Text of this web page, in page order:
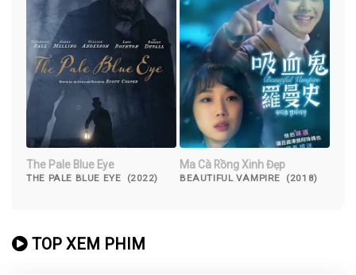
The Pale Blue Eye
THE PALE BLUE EYE (2022)
Ma Cà Rồng Xinh Đẹp
BEAUTIFUL VAMPIRE (2018)
TOP XEM PHIM